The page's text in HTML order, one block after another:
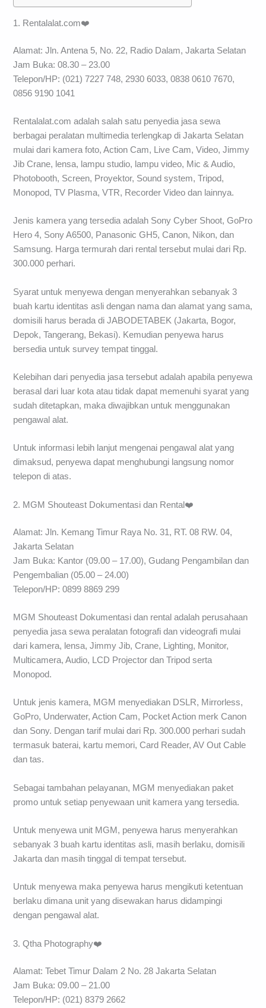
1. Rentalalat.com❤️
Alamat: Jln. Antena 5, No. 22, Radio Dalam, Jakarta Selatan
Jam Buka: 08.30 – 23.00
Telepon/HP: (021) 7227 748, 2930 6033, 0838 0610 7670,
0856 9190 1041
Rentalalat.com adalah salah satu penyedia jasa sewa
berbagai peralatan multimedia terlengkap di Jakarta Selatan
mulai dari kamera foto, Action Cam, Live Cam, Video, Jimmy
Jib Crane, lensa, lampu studio, lampu video, Mic & Audio,
Photobooth, Screen, Proyektor, Sound system, Tripod,
Monopod, TV Plasma, VTR, Recorder Video dan lainnya.
Jenis kamera yang tersedia adalah Sony Cyber Shoot, GoPro
Hero 4, Sony A6500, Panasonic GH5, Canon, Nikon, dan
Samsung. Harga termurah dari rental tersebut mulai dari Rp.
300.000 perhari.
Syarat untuk menyewa dengan menyerahkan sebanyak 3
buah kartu identitas asli dengan nama dan alamat yang sama,
domisili harus berada di JABODETABEK (Jakarta, Bogor,
Depok, Tangerang, Bekasi). Kemudian penyewa harus
bersedia untuk survey tempat tinggal.
Kelebihan dari penyedia jasa tersebut adalah apabila penyewa
berasal dari luar kota atau tidak dapat memenuhi syarat yang
sudah ditetapkan, maka diwajibkan untuk menggunakan
pengawal alat.
Untuk informasi lebih lanjut mengenai pengawal alat yang
dimaksud, penyewa dapat menghubungi langsung nomor
telepon di atas.
2. MGM Shouteast Dokumentasi dan Rental❤️
Alamat: Jln. Kemang Timur Raya No. 31, RT. 08 RW. 04,
Jakarta Selatan
Jam Buka: Kantor (09.00 – 17.00), Gudang Pengambilan dan
Pengembalian (05.00 – 24.00)
Telepon/HP: 0899 8869 299
MGM Shouteast Dokumentasi dan rental adalah perusahaan
penyedia jasa sewa peralatan fotografi dan videografi mulai
dari kamera, lensa, Jimmy Jib, Crane, Lighting, Monitor,
Multicamera, Audio, LCD Projector dan Tripod serta
Monopod.
Untuk jenis kamera, MGM menyediakan DSLR, Mirrorless,
GoPro, Underwater, Action Cam, Pocket Action merk Canon
dan Sony. Dengan tarif mulai dari Rp. 300.000 perhari sudah
termasuk baterai, kartu memori, Card Reader, AV Out Cable
dan tas.
Sebagai tambahan pelayanan, MGM menyediakan paket
promo untuk setiap penyewaan unit kamera yang tersedia.
Untuk menyewa unit MGM, penyewa harus menyerahkan
sebanyak 3 buah kartu identitas asli, masih berlaku, domisili
Jakarta dan masih tinggal di tempat tersebut.
Untuk menyewa maka penyewa harus mengikuti ketentuan
berlaku dimana unit yang disewakan harus didampingi
dengan pengawal alat.
3. Qtha Photography❤️
Alamat: Tebet Timur Dalam 2 No. 28 Jakarta Selatan
Jam Buka: 09.00 – 21.00
Telepon/HP: (021) 8379 2662